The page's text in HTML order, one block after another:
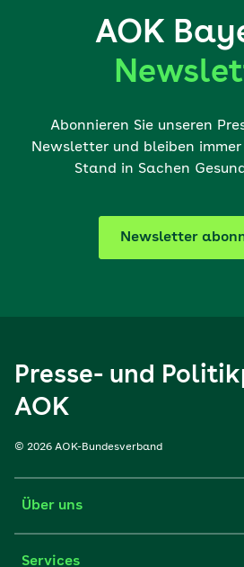
AOK
Abonnieren Sie unseren
Newsletter und bleiben
Stand in Sachen
Newsletter
Presse- und
AOK
© 2026 AOK-Bundesverband
Über uns
Services